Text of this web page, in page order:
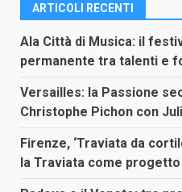
ARTICOLI RECENTI
Ala Città di Musica: il
permanente tra talenti e
Versailles: la Passione
Christophe Pichon con
Firenze, ‘Traviata da
la Traviata come